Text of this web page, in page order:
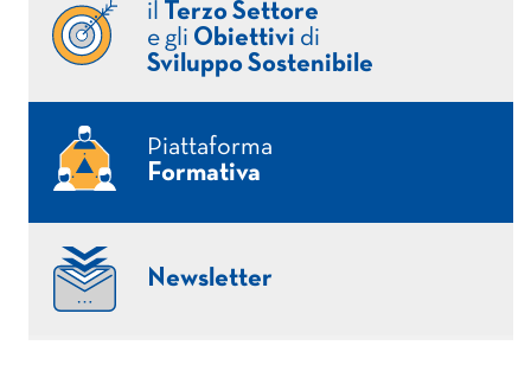
il
Terzo Settore
e gli Obiettivi di
Sviluppo Sostenibile
Piattaforma
Formativa
Newsletter